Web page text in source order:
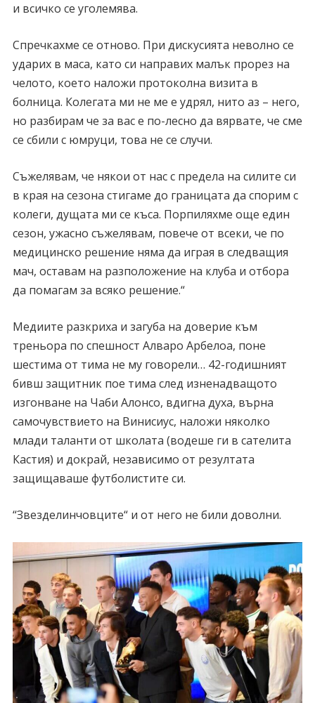
и всичко се уголемява.
Спречкахме се отново. При дискусията неволно се
ударих в маса, като си направих малък прорез на
челото, което наложи протоколна визита в
болница. Колегата ми не ме е удрял, нито аз – него,
но разбирам че за вас е по-лесно да вярвате, че сме
се сбили с юмруци, това не се случи.
Съжелявам, че някои от нас с предела на силите си
в края на сезона стигаме до границата да спорим с
колеги, дущата ми се къса. Порпиляхме още един
сезон, ужасно съжелявам, повече от всеки, че по
медицинско решение няма да играя в следващия
мач, оставам на разположение на клуба и отбора
да помагам за всяко решение.“
Медиите разкриха и загуба на доверие към
треньора по спешност Алваро Арбелоа, поне
шестима от тима не му говорели… 42-годишният
бивш защитник пое тима след изненадващото
изгонване на Чаби Алонсо, вдигна духа, върна
самочувствието на Винисиус, наложи няколко
млади таланти от школата (водеше ги в сателита
Кастия) и докрай, независимо от резултата
защищаваше футболистите си.
“Звезделинчовците“ и от него не били доволни.